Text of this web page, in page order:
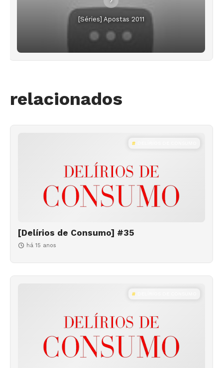
[Séries] Apostas 2011
relacionados
[Delírios de Consumo] #35
há 15 anos